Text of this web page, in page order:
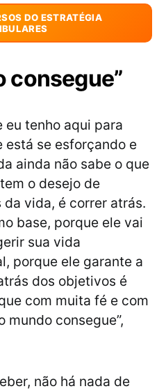
DO ESTRATÉGIA
consegue”
eu tenho aqui para
está se esforçando e
ainda não sabe o que
o desejo de
vida, é correr atrás.
base, porque ele vai
sua vida
porque ele garante a
dos objetivos é
com muita fé e com
mundo consegue”,
não há nada de